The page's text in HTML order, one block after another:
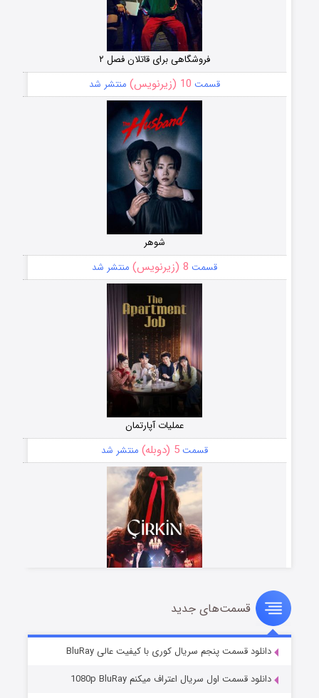
فروشگاهی برای قاتلان فصل ۲
قسمت 10 (زیرنویس) منتشر شد
شوهر
قسمت 8 (زیرنویس) منتشر شد
عملیات آپارتمان
قسمت5 (دوبله) منتشر شد
سریال زشت
قسمت2 (زیرنویس) منتشر شد
قسمت‌های جدید
دانلود قسمت پنجم سریال کوری با کیفیت عالی BluRay
دانلود قسمت اول سریال اعتراف میکنم 1080p BluRay